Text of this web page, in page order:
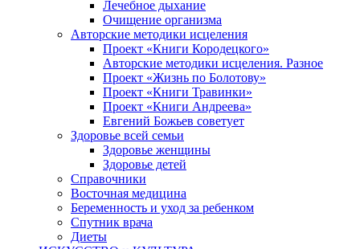
Лечебное дыхание
Очищение организма
Авторские методики исцеления
Проект «Книги Кородецкого»
Авторские методики исцеления. Разное
Проект «Жизнь по Болотову»
Проект «Книги Травинки»
Проект «Книги Андреева»
Евгений Божьев советует
Здоровье всей семьи
Здоровье женщины
Здоровье детей
Справочники
Восточная медицина
Беременность и уход за ребенком
Спутник врача
Диеты